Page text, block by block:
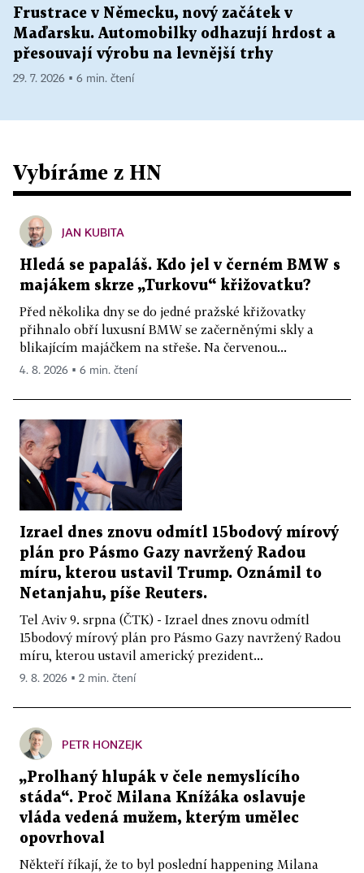
Frustrace v Německu, nový začátek v
Maďarsku. Automobilky odhazují hrdost a
přesouvají výrobu na levnější trhy
29. 7. 2026 ▪ 6 min. čtení
Vybíráme z HN
JAN KUBITA
Hledá se papaláš. Kdo jel v černém BMW s
majákem skrze „Turkovu“ křižovatku?
Před několika dny se do jedné pražské křižovatky
přihnalo obří luxusní BMW se začerněnými skly a
blikajícím majáčkem na střeše. Na červenou...
4. 8. 2026 ▪ 6 min. čtení
Izrael dnes znovu odmítl 15bodový mírový
plán pro Pásmo Gazy navržený Radou
míru, kterou ustavil Trump. Oznámil to
Netanjahu, píše Reuters.
Tel Aviv 9. srpna (ČTK) - Izrael dnes znovu odmítl
15bodový mírový plán pro Pásmo Gazy navržený Radou
míru, kterou ustavil americký prezident...
9. 8. 2026 ▪ 2 min. čtení
PETR HONZEJK
„Prolhaný hlupák v čele nemyslícího
stáda“. Proč Milana Knížáka oslavuje
vláda vedená mužem, kterým umělec
opovrhoval
Někteří říkají, že to byl poslední happening Milana